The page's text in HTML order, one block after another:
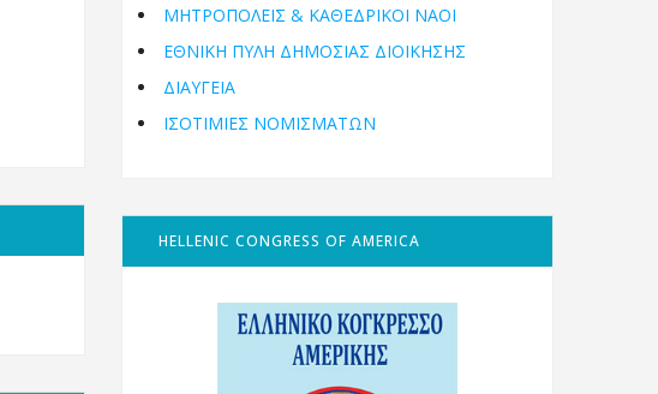
ΜΗΤΡΟΠΌΛΕΙΣ & ΚΑΘΕΔΡΙΚΟΊ ΝΑΟΊ
ΕΘΝΙΚΉ ΠΎΛΗ ΔΗΜΌΣΙΑΣ ΔΙΟΊΚΗΣΗΣ
ΔΙΑΥΓΕΙΑ
ΙΣΟΤΙΜΙΕΣ ΝΟΜΙΣΜΑΤΩΝ
HELLENIC CONGRESS OF AMERICA